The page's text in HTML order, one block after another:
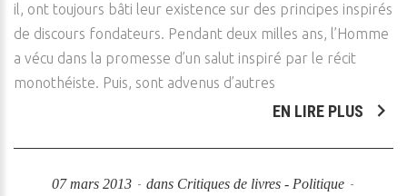
il, ont toujours bâti leur existence sur des principes inspirés
de discours fondateurs. Pendant deux milles ans, l’Homme
a vécu dans la promesse d’un salut inspiré par le récit
monothéiste. Puis, sont advenus d’autres
EN LIRE PLUS
07 mars 2013 dans Critiques de livres - Politique